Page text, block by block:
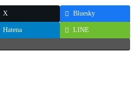
X
Bluesky
Hatena
LINE